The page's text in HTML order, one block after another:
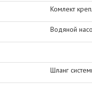
Комлект
Водяной
Шланг